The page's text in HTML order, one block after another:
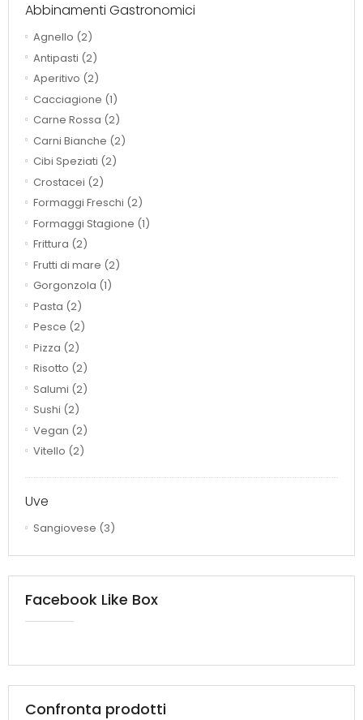
Abbinamenti Gastronomici
Agnello (2)
Antipasti (2)
Aperitivo (2)
Cacciagione (1)
Carne Rossa (2)
Carni Bianche (2)
Cibi Speziati (2)
Crostacei (2)
Formaggi Freschi (2)
Formaggi Stagione (1)
Frittura (2)
Frutti di mare (2)
Gorgonzola (1)
Pasta (2)
Pesce (2)
Pizza (2)
Risotto (2)
Salumi (2)
Sushi (2)
Vegan (2)
Vitello (2)
Uve
Sangiovese (3)
Facebook Like Box
Confronta prodotti